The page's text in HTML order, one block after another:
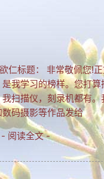
标题： 非常敬佩您!
我学习的榜样。您打
扫描仪，刻录机都有
码摄影等作品发给
- 阅读全文 -